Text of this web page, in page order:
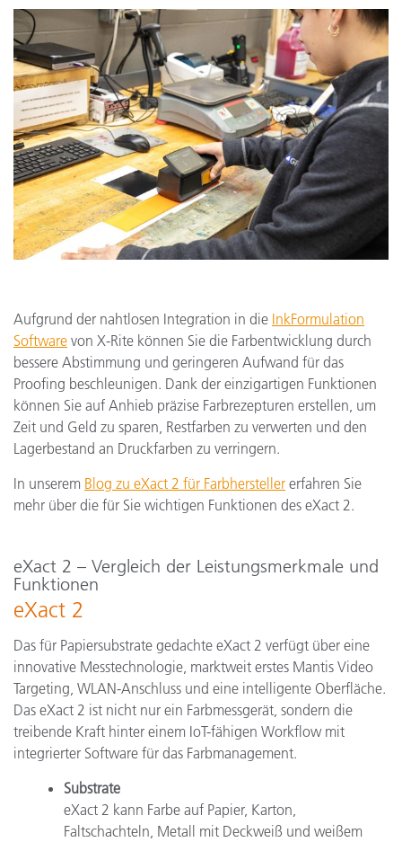
Aufgrund der nahtlosen Integration in die InkFormulation
Software von X-Rite können Sie die Farbentwicklung durch
bessere Abstimmung und geringeren Aufwand für das
Proofing beschleunigen. Dank der einzigartigen Funktionen
können Sie auf Anhieb präzise Farbrezepturen erstellen, um
Zeit und Geld zu sparen, Restfarben zu verwerten und den
Lagerbestand an Druckfarben zu verringern.
In unserem Blog zu eXact 2 für Farbhersteller erfahren Sie
mehr über die für Sie wichtigen Funktionen des eXact 2.
eXact 2 – Vergleich der Leistungsmerkmale und
Funktionen
eXact 2
Das für Papiersubstrate gedachte eXact 2 verfügt über eine
innovative Messtechnologie, marktweit erstes Mantis Video
Targeting, WLAN-Anschluss und eine intelligente Oberfläche.
Das eXact 2 ist nicht nur ein Farbmessgerät, sondern die
treibende Kraft hinter einem IoT-fähigen Workflow mit
integrierter Software für das Farbmanagement.
Substrate
eXact 2 kann Farbe auf Papier, Karton,
Faltschachteln, Metall mit Deckweiß und weißem